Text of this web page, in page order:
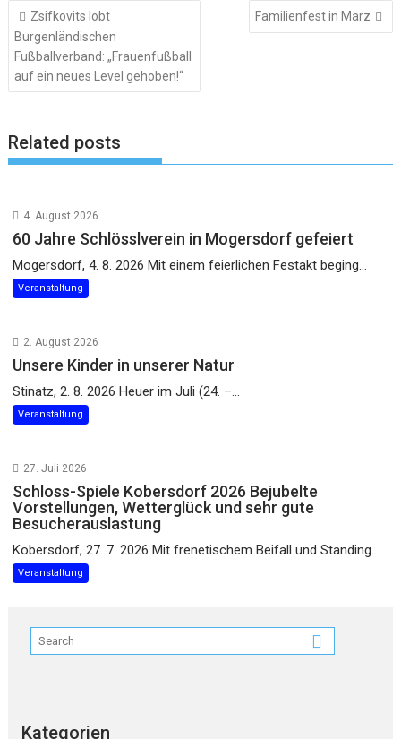
Beitragsnavigation
Zsifkovits lobt
Burgenländischen
Fußballverband: „Frauenfußball
auf ein neues Level gehoben!“
Familienfest in Marz
Related posts
4. August 2026
60 Jahre Schlösslverein in Mogersdorf gefeiert
Mogersdorf, 4. 8. 2026 Mit einem feierlichen Festakt beging...
Veranstaltung
2. August 2026
Unsere Kinder in unserer Natur
Stinatz, 2. 8. 2026 Heuer im Juli (24. –...
Veranstaltung
27. Juli 2026
Schloss-Spiele Kobersdorf 2026 Bejubelte
Vorstellungen, Wetterglück und sehr gute
Besucherauslastung
Kobersdorf, 27. 7. 2026 Mit frenetischem Beifall und Standing...
Veranstaltung
Kategorien